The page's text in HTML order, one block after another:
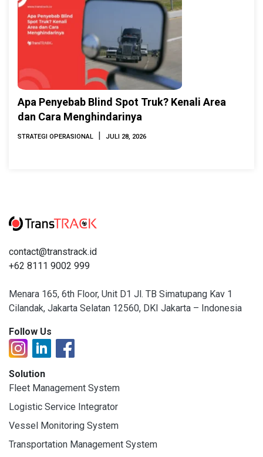
Apa Penyebab Blind Spot Truk? Kenali Area
dan Cara Menghindarinya
STRATEGI OPERASIONAL | JULI 28, 2026
contact@transtrack.id
+62 8111 9002 999
Menara 165, 6th Floor, Unit D1 Jl. TB Simatupang Kav 1
Cilandak, Jakarta Selatan 12560, DKI Jakarta – Indonesia
Follow Us
Solution
Fleet Management System
Logistic Service Integrator
Vessel Monitoring System
Transportation Management System